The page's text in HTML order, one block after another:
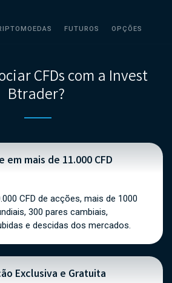
FUTUROS OPÇÕES
CFDs com a Invest
Btrader?
em mais de 11.000 CFD
CFD de acções, mais de 1000
300 pares cambiais,
e descidas dos mercados.
Exclusiva e Gratuita